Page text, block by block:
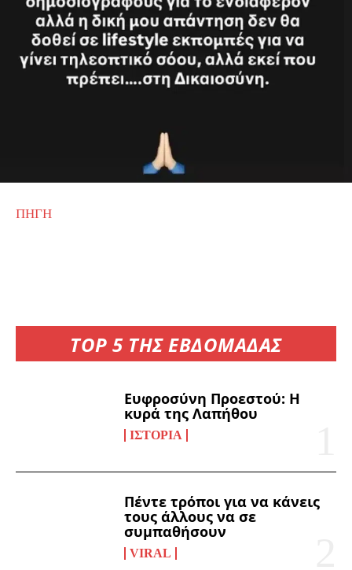
TOP 5 ΤΗΣ ΕΒΔΟΜΑΔΑΣ
Ευφροσύνη Προεστού: Η
κυρά της Λαπήθου
ΙΣΤΟΡΊΑ
Πέντε τρόποι για να κάνεις
τους άλλους να σε
συμπαθήσουν
VIRAL
ΠΗΓΗ